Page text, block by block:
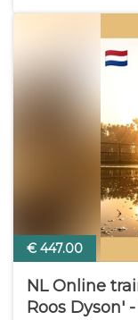
€ 447.00
NL Online
Roos Dyson'